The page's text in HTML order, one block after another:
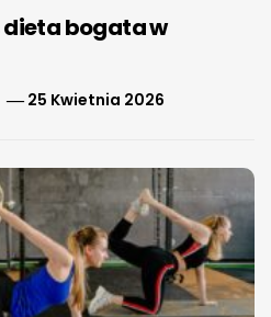
dieta bogata w
25 Kwietnia 2026